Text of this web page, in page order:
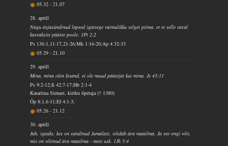
05.32-21.07
28. aprill
Nagu äsjasündinud lapsed igatsege vaimulikku selget piima, et te selle varal
kasvaksite pääste poole. 1Pt 2:2
Ps 136:1,11-17,21-26;Mk 1:16-20;Ap 4:32-33
05.29-21.10
29. aprill
Mina, mina olen Issand, ei ole muud päästjat kui mina. Js 43:11
Ps 9:2-12;Ii 42:7-17;Hb 2:1-4
Katariina Sienast, kiriku õpetaja († 1380)
Õp 8:1,6-11;Ef 4:1-3;
05.26-21.12
30. aprill
Jah, igaüks, kes on sündinud Jumalast, võidab ära maailma. Ja see ongi võit,
mis on võitnud ära maailma - meie usk. 1Jh 5:4